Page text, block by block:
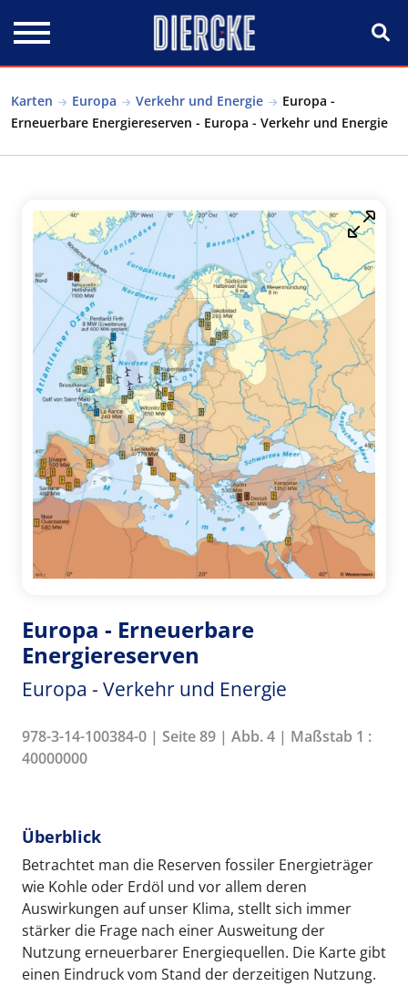
Karten Europa Verkehr und Energie
Europa -
Erneuerbare Energiereserven - Europa - Verkehr und Energie
Europa - Erneuerbare
Energiereserven
Europa - Verkehr und Energie
978-3-14-100384-0 | Seite 89 | Abb. 4 | Maßstab 1 :
40000000
Überblick
Betrachtet man die Reserven fossiler Energieträger
wie Kohle oder Erdöl und vor allem deren
Auswirkungen auf unser Klima, stellt sich immer
stärker die Frage nach einer Ausweitung der
Nutzung erneuerbarer Energiequellen. Die Karte gibt
einen Eindruck vom Stand der derzeitigen Nutzung.